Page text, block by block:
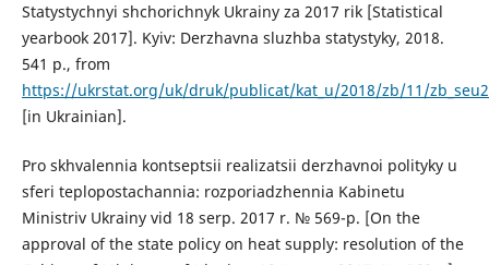
Statystychnyi shchorichnyk Ukrainy za 2017 rik [Statistical
yearbook 2017]. Kyiv: Derzhavna sluzhba statystyky, 2018.
541 p., from
https://ukrstat.org/uk/druk/publicat/kat_u/2018/zb/11/
[in Ukrainian].
Pro skhvalennia kontseptsii realizatsii derzhavnoi polityky u
sferi teplopostachannia: rozporiadzhennia Kabinetu
Ministriv Ukrainy vid 18 serp. 2017 r. № 569-p. [On the
approval of the state policy on heat supply: resolution of the